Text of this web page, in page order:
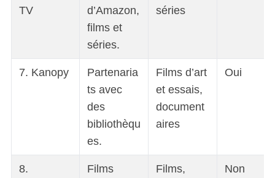
TV
d’Amazon,
films et
séries.
séries
7. Kanopy
Partenaria
ts avec
des
bibliothèqu
es.
Films d’art
et essais,
document
aires
Oui
8.
Films
Films,
Non